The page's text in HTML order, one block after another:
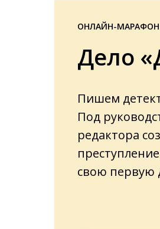
Дело
Пишем
Под
редактора
свою первую
ОНЛАЙН-МАРАФОН